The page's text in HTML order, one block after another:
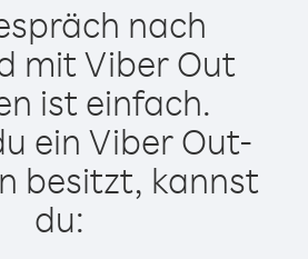
nach
mit Viber Out
ist einfach.
ein Viber Out-
besitzt, kannst
du: